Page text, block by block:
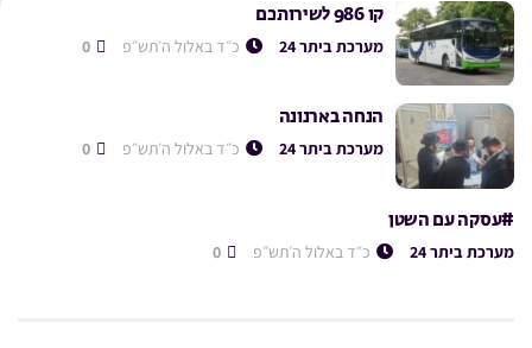
קו 986 לשירותכם
מערכת ביתר 24 כ״ד באלול ה׳תש״פ
הנחה בארנונה
מערכת ביתר 24 כ״ד באלול ה׳תש״פ
#עסקה עם השטן
מערכת ביתר 24 כ״ד באלול ה׳תש״פ